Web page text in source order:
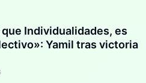
Individualidades, es
Yamil tras victoria